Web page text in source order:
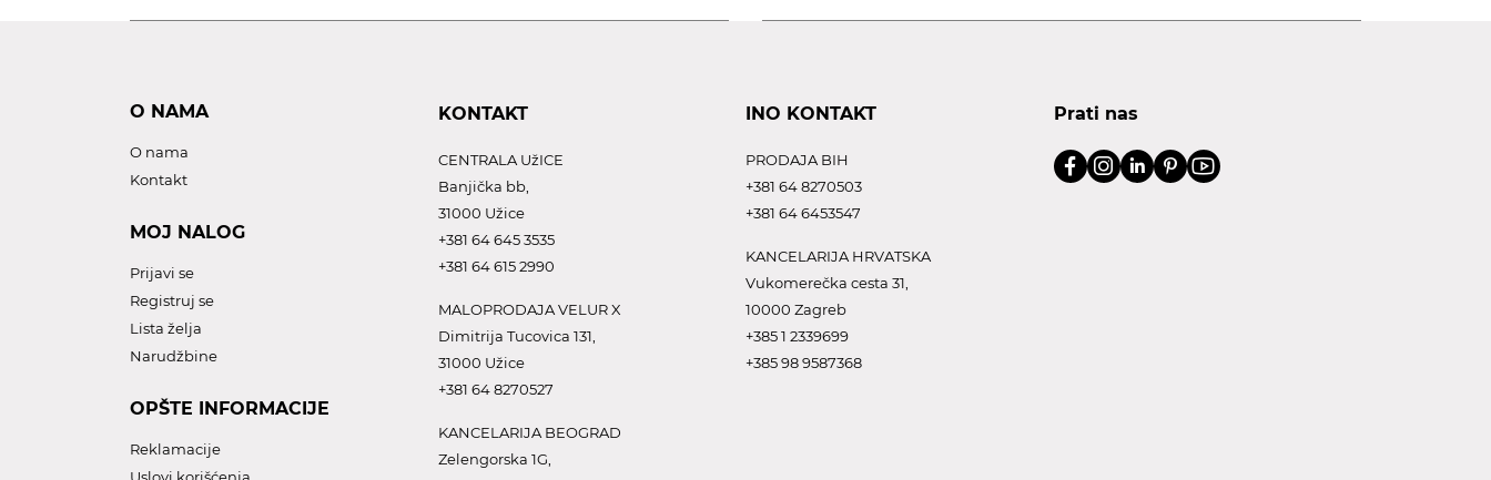
O NAMA
O nama
Kontakt
MOJ NALOG
Prijavi se
Registruj se
Lista želja
Narudžbine
OPŠTE INFORMACIJE
Reklamacije
Uslovi korišćenja
KONTAKT
CENTRALA UžICE
Banjička bb,
31000 Užice
+381 64 645 3535
+381 64 615 2990
MALOPRODAJA VELUR X
Dimitrija Tucovica 131,
31000 Užice
+381 64 8270527
KANCELARIJA BEOGRAD
Zelengorska 1G,
INO KONTAKT
PRODAJA BIH
+381 64 8270503
+381 64 6453547
KANCELARIJA HRVATSKA
Vukomerečka cesta 31,
10000 Zagreb
+385 1 2339699
+385 98 9587368
Prati nas